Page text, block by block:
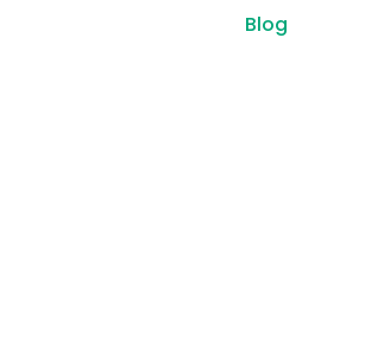
Blog